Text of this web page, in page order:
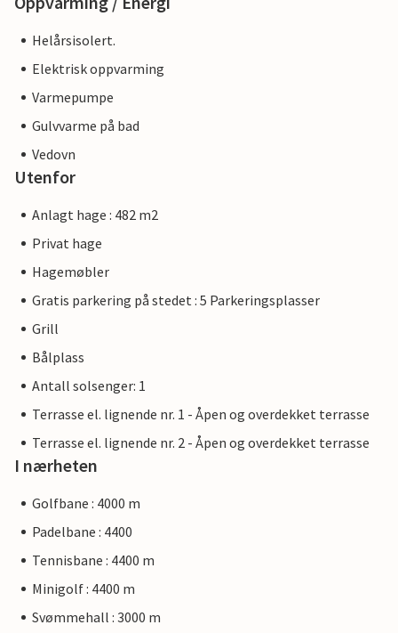
Helårsisolert.
Elektrisk oppvarming
Varmepumpe
Gulvvarme på bad
Vedovn
Utenfor
Anlagt hage : 482 m2
Privat hage
Hagemøbler
Gratis parkering på stedet : 5 Parkeringsplasser
Grill
Bålplass
Antall solsenger: 1
Terrasse el. lignende nr. 1 - Åpen og overdekket terrasse
Terrasse el. lignende nr. 2 - Åpen og overdekket terrasse
I nærheten
Golfbane : 4000 m
Padelbane : 4400
Tennisbane : 4400 m
Minigolf : 4400 m
Svømmehall : 3000 m